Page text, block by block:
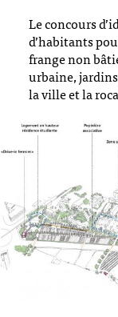
Le concours
d’habitants
frange non
urbaine,
la ville et la